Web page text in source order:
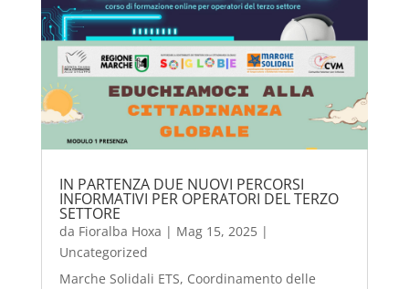
IN PARTENZA DUE NUOVI PERCORSI
INFORMATIVI PER OPERATORI DEL TERZO
SETTORE
da Fioralba Hoxa | Mag 15, 2025|
Uncategorized
Marche Solidali ETS, Coordinamento delle